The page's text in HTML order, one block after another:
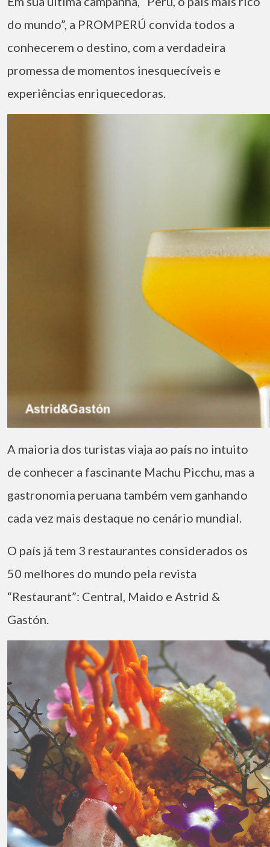
do mundo”, a PROMPERÚ convida todos a
conhecerem o destino, com a verdadeira
promessa de momentos inesquecíveis e
experiências enriquecedoras.
A maioria dos turistas viaja ao país no intuito
de conhecer a fascinante Machu Picchu, mas a
gastronomia peruana também vem ganhando
cada vez mais destaque no cenário mundial.
O país já tem 3 restaurantes considerados os
50 melhores do mundo pela revista
“Restaurant”: Central, Maido e Astrid &
Gastón.